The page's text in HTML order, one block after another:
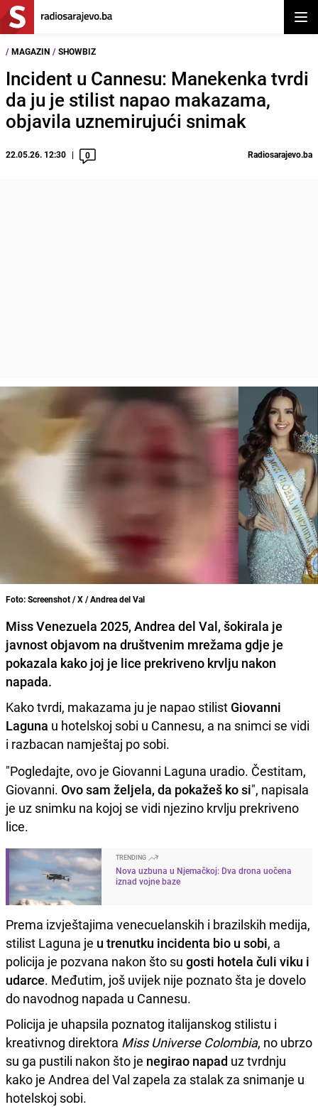
/ MAGAZIN / SHOWBIZ
Incident u Cannesu: Manekenka tvrdi
da ju je stilist napao makazama,
objavila uznemirujući snimak
22.05.26. 12:30 0 Radiosarajevo.ba
Foto: Screenshot / X / Andrea del Val
Miss Venezuela 2025, Andrea del Val, šokirala je
javnost objavom na društvenim mrežama gdje je
pokazala kako joj je lice prekriveno krvlju nakon
napada.
Kako tvrdi, makazama ju je napao stilist Giovanni
Laguna u hotelskoj sobi u Cannesu, a na snimci se vidi
i razbacan namještaj po sobi.
"Pogledajte, ovo je Giovanni Laguna uradio. Čestitam,
Giovanni. Ovo sam željela, da pokažeš ko si", napisala
je uz snimku na kojoj se vidi njezino krvlju prekriveno
lice.
TRENDING
Nova uzbuna u Njemačkoj: Dva drona uočena
iznad vojne baze
Prema izvještajima venecuelanskih i brazilskih medija,
stilist Laguna je u trenutku incidenta bio u sobi, a
policija je pozvana nakon što su gosti hotela čuli viku i
udarce. Međutim, još uvijek nije poznato šta je dovelo
do navodnog napada u Cannesu.
Policija je uhapsila poznatog italijanskog stilistu i
kreativnog direktora Miss Universe Colombia, no ubrzo
su ga pustili nakon što je negirao napad uz tvrdnju
kako je Andrea del Val zapela za stalak za snimanje u
hotelskoj sobi.